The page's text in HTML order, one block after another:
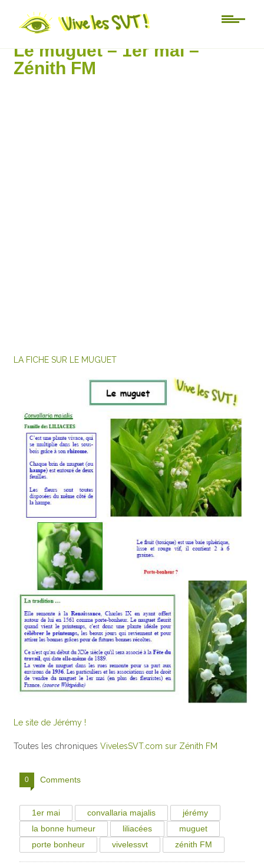
zénith FM
Le muguet – 1er mai –
Zénith FM
LA FICHE SUR LE MUGUET
Le site de Jérémy !
Toutes les chroniques VivelesSVT.com sur Zénith FM
0 Comments
1er mai convallaria majalis
jérémy
la bonne humeur
liliacées
muguet
porte bonheur
vivelessvt zénith FM